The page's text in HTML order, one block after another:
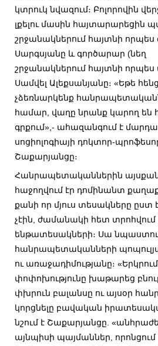
կտրուկ նվազում։ Բոլորովին
լքելու մասին հայտարարեցին
շրջանակներում հայտնի
Սարգսյանը և գործարար (նեղ
շրջանակներում հայտնի
Սամվել Ալեքսանյանը։ «Եթե
չձեռնարկենք
համար, վաղը նրանք կարող են
գրքում»,- ահազանգում է
սոցիոլոգիայի դոկտոր-
Շաքարյանցը։
Հանրապետականներին
հաջողվում էր դոմինանտ
քանի որ մյուս տեսակները ըստ
չէին, ժամանակի հետ տրոհվում
ենթատեսակների։ Սա
հանրապետականների
ու առաջադիմությանը։
փոփոխությունը խաթարեց
փխրուն բալանսը ու այսօր
կորցնելը բավական
նշում է Շաքարյանցը.
այնպիսի պայմաններ, որոնցում